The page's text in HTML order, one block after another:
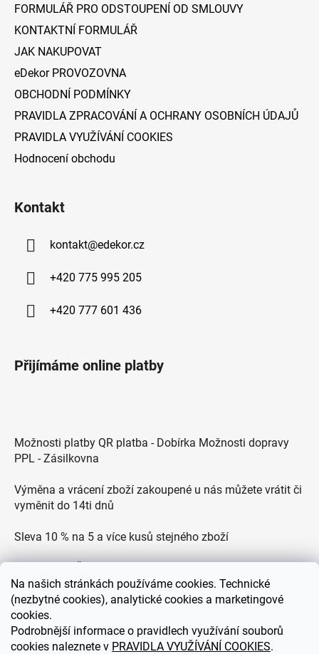
Na našich stránkách používáme cookies. Technické
(nezbytné cookies), analytické cookies a marketingové
cookies.
Podrobnější informace o pravidlech využívání souborů
cookies naleznete v PRAVIDLA VYUŽÍVÁNÍ COOKIES.
FORMULÁŘ PRO ODSTOUPENÍ OD SMLOUVY
KONTAKTNÍ FORMULÁŘ
JAK NAKUPOVAT
eDekor PROVOZOVNA
OBCHODNÍ PODMÍNKY
PRAVIDLA ZPRACOVÁNÍ A OCHRANY OSOBNÍCH ÚDAJŮ
PRAVIDLA VYUŽÍVÁNÍ COOKIES
Hodnocení obchodu
Kontakt
kontakt@edekor.cz
+420 775 995 205
+420 777 601 436
Přijímáme online platby
Možnosti platby QR platba - Dobírka Možnosti dopravy
PPL - Zásilkovna
Výměna a vrácení zboží zakoupené u nás můžete vrátit či
vyměnit do 14ti dnů
Sleva 10 % na 5 a více kusů stejného zboží
Zákaznická podpora každý všední den od 9.00 do 18.00
hodin